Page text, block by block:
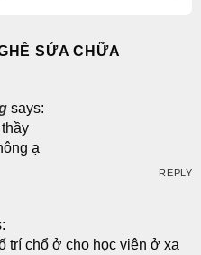
SỬA CHỮA
says:
ạ
REPLY
trí chổ ở cho học viên ở xa